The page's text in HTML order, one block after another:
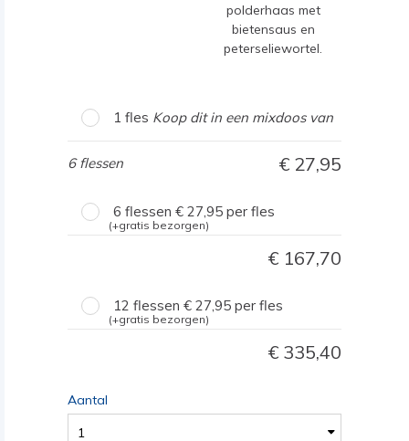
polderhaas met
bietensaus en
peterseliewortel.
1 fles Koop dit in een mixdoos van
6 flessen 27,95
6 flessen 27,95 per fles
(+gratis bezorgen)
167,70
12 flessen 27,95 per fles
(+gratis bezorgen)
335,40
Aantal
1